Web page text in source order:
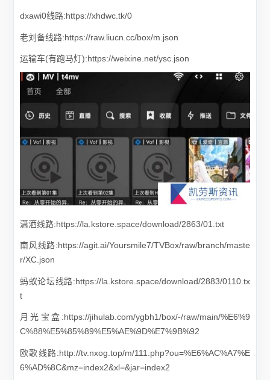
dxawi0线路:https://xhdwc.tk/0
老刘备线路:https://raw.liucn.cc/box/m.json
运输车(有跑马灯):https://weixine.net/ysc.json
潇洒线路:https://la.kstore.space/download/2863/01.txt
南风线路:https://agit.ai/Yoursmile7/TVBox/raw/branch/maste
r/XC.json
蚂蚁论坛线路:https://la.kstore.space/download/2883/0110.tx
t
月光宝盒:https://jihulab.com/ygbh1/box/-/raw/main/%E6%9
C%88%E5%85%89%E5%AE%9D%E7%9B%92
欧歌线路:http://tv.nxog.top/m/111.php?ou=%E6%AC%A7%E
6%AD%8C&mz=index2&xl=&jar=index2